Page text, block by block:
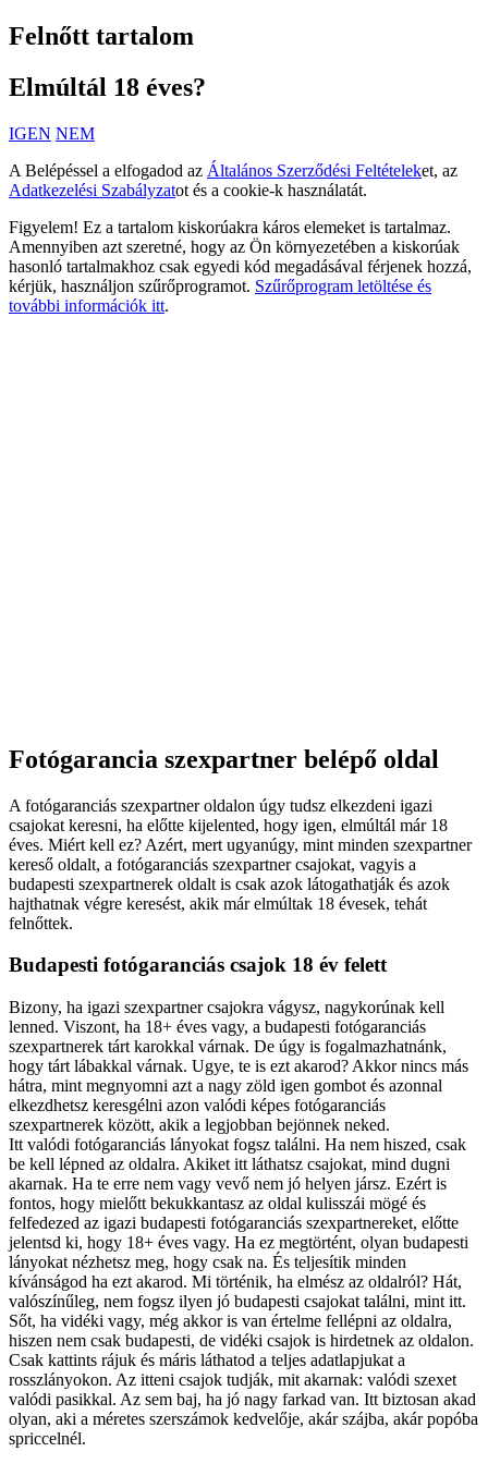
Felnőtt tartalom
Elmúltál 18 éves?
IGEN NEM
A Belépéssel a elfogadod az Általános Szerződési Feltételeket, az
Adatkezelési Szabályzatot és a cookie-k használatát.
Figyelem! Ez a tartalom kiskorúakra káros elemeket is tartalmaz.
Amennyiben azt szeretné, hogy az Ön környezetében a kiskorúak
hasonló tartalmakhoz csak egyedi kód megadásával férjenek hozzá,
kérjük, használjon szűrőprogramot. Szűrőprogram letöltése és
további információk itt.
Fotógarancia szexpartner belépő oldal
A fotógaranciás szexpartner oldalon úgy tudsz elkezdeni igazi
csajokat keresni, ha előtte kijelented, hogy igen, elmúltál már 18
éves. Miért kell ez? Azért, mert ugyanúgy, mint minden szexpartner
kereső oldalt, a fotógaranciás szexpartner csajokat, vagyis a
budapesti szexpartnerek oldalt is csak azok látogathatják és azok
hajthatnak végre keresést, akik már elmúltak 18 évesek, tehát
felnőttek.
Budapesti fotógaranciás csajok 18 év felett
Bizony, ha igazi szexpartner csajokra vágysz, nagykorúnak kell
lenned. Viszont, ha 18+ éves vagy, a budapesti fotógaranciás
szexpartnerek tárt karokkal várnak. De úgy is fogalmazhatnánk,
hogy tárt lábakkal várnak. Ugye, te is ezt akarod? Akkor nincs más
hátra, mint megnyomni azt a nagy zöld igen gombot és azonnal
elkezdhetsz keresgélni azon valódi képes fotógaranciás
szexpartnerek között, akik a legjobban bejönnek neked.
Itt valódi fotógaranciás lányokat fogsz találni. Ha nem hiszed, csak
be kell lépned az oldalra. Akiket itt láthatsz csajokat, mind dugni
akarnak. Ha te erre nem vagy vevő nem jó helyen jársz. Ezért is
fontos, hogy mielőtt bekukkantasz az oldal kulisszái mögé és
felfedezed az igazi budapesti fotógaranciás szexpartnereket, előtte
jelentsd ki, hogy 18+ éves vagy. Ha ez megtörtént, olyan budapesti
lányokat nézhetsz meg, hogy csak na. És teljesítik minden
kívánságod ha ezt akarod. Mi történik, ha elmész az oldalról? Hát,
valószínűleg, nem fogsz ilyen jó budapesti csajokat találni, mint itt.
Sőt, ha vidéki vagy, még akkor is van értelme fellépni az oldalra,
hiszen nem csak budapesti, de vidéki csajok is hirdetnek az oldalon.
Csak kattints rájuk és máris láthatod a teljes adatlapjukat a
rosszlányokon. Az itteni csajok tudják, mit akarnak: valódi szexet
valódi pasikkal. Az sem baj, ha jó nagy farkad van. Itt biztosan akad
olyan, aki a méretes szerszámok kedvelője, akár szájba, akár popóba
spriccelnél.